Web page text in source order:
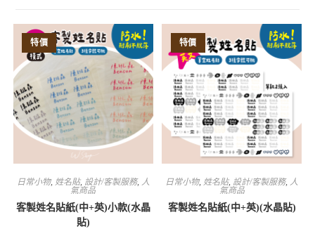
特價
日常小物, 姓名貼, 設計/客製服務, 人
氣商品
客製姓名貼紙(中+英)小款(水晶
貼)
特價
日常小物, 姓名貼, 設計/客製服務, 人
氣商品
客製姓名貼紙(中+英)(水晶貼)